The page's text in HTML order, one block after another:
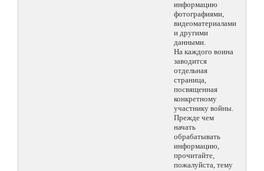
информацию
фотографиями,
видеоматериалами
и другими
данными.
На каждого воина
заводится
отдельная
страница,
посвященная
конкретному
участнику войны.
Прежде чем
начать
обрабатывать
информацию,
прочитайте,
пожалуйста, тему